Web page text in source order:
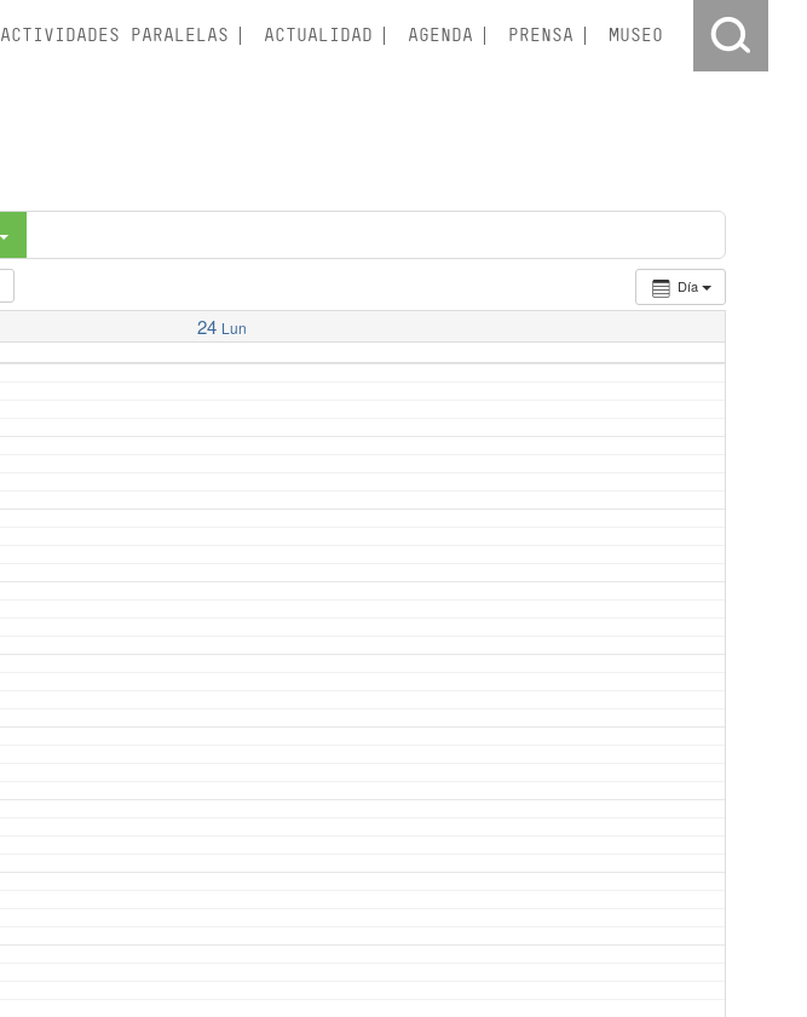
ACTIVIDADES PARALELAS ACTUALIDAD AGENDA PRENSA MUSEO
Día
24 Lun